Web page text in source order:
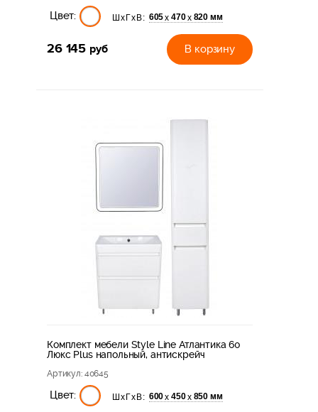
Цвет: ШхГхВ: 605х 470х 820 мм
26 145 руб В корзину
Комплект мебели Style Line Атлантика 60
Люкс Plus напольный, антискрейч
Артикул: 40645
Цвет: ШхГхВ: 600х 450х 850 мм